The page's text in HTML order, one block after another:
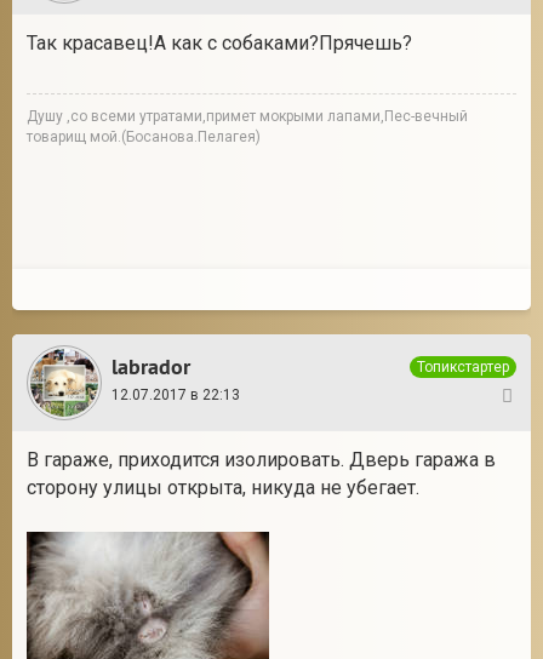
Так красавец!А как с собаками?Прячешь?
Душу ,со всеми утратами,примет мокрыми лапами,Пес-вечный
товарищ мой.(Босанова.Пелагея)
labrador
Топикстартер
12.07.2017 в 22:13
В гараже, приходится изолировать. Дверь гаража в
сторону улицы открыта, никуда не убегает.